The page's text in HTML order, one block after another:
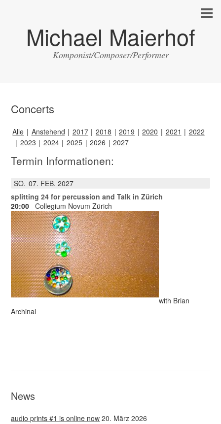
Michael Maierhof
Komponist/Composer/Performer
Concerts
Alle Anstehend 2017 2018 2019 2020 2021
2022
2023
2024 2025 2026 2027
Termin Informationen:
SO. 07 FEB. 2027
splitting 24 for percussion and Talk in Zürich
20:00 Collegium Novum Zürich
with Brian
Archinal
News
audio prints #1 is online now 20. März 2026